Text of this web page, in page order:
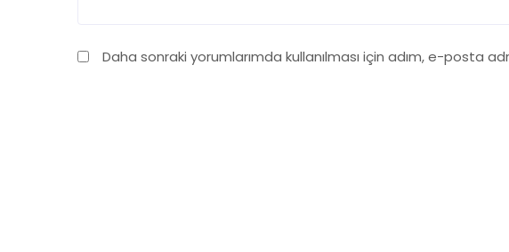
Daha sonraki yorumlarımda kullanılması için adım, e-posta